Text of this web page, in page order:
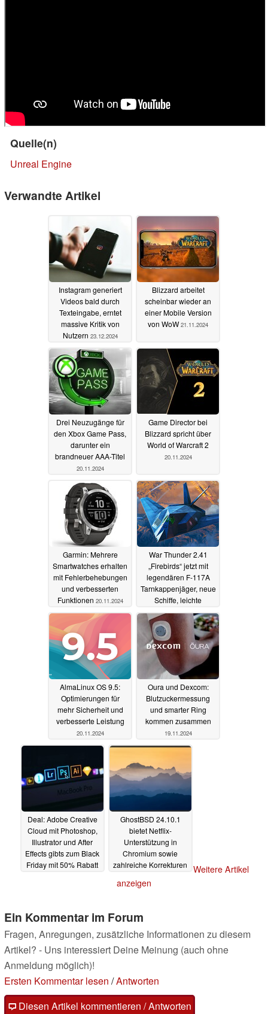
Quelle(n)
Unreal Engine
Verwandte Artikel
Instagram generiert
Videos bald durch
Texteingabe, erntet
massive Kritik von
Nutzern 23.12.2024
Blizzard arbeitet
scheinbar wieder an
einer Mobile Version
von WoW21.11.2024
Drei Neuzugänge für
den Xbox Game Pass,
darunter ein
brandneuer AAA-Titel
20.11.2024
Game Director bei
Blizzard spricht über
World of Warcraft 2
20.11.2024
Garmin: Mehrere
Smartwatches erhalten
mit Fehlerbehebungen
und verbesserten
Funktionen 20.11.2024
War Thunder 2.41
„Firebirds“ jetzt mit
legendären F-117A
Tarnkappenjäger, neue
Schiffe, leichte
Fahrzeuge und weitere
spannende
Neuerungen
20.11.2024
AlmaLinux OS 9.5:
Optimierungen für
mehr Sicherheit und
verbesserte Leistung
20.11.2024
Oura und Dexcom:
Blutzuckermessung
und smarter Ring
kommen zusammen
19.11.2024
Deal: Adobe Creative
Cloud mit Photoshop,
Illustrator und After
Effects gibts zum Black
Friday mit 50% Rabatt
GhostBSD 24.10.1
bietet Netflix-
Unterstützung in
Chromium sowie
zahlreiche Korrekturen
Paketaktualisierungen
Weitere Artikel
anzeigen
Ein Kommentar im Forum
Fragen, Anregungen, zusätzliche Informationen zu diesem
Artikel? - Uns interessiert Deine Meinung (auch ohne
Anmeldung möglich)!
Ersten Kommentar lesen /Antworten
Diesen Artikel kommentieren / Antworten